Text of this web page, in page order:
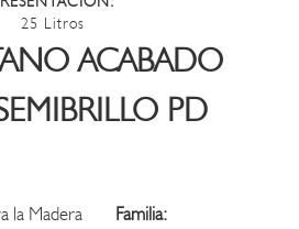
25 Litros
ACABADO
PD
la Madera
Familia: